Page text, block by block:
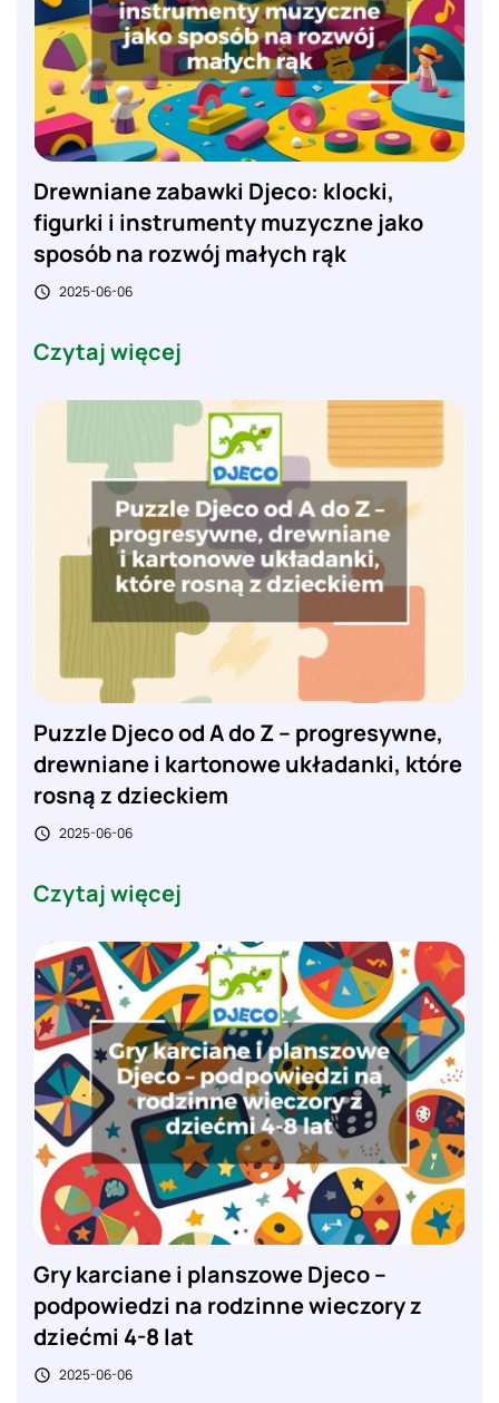
Drewniane zabawki Djeco: klocki,
figurki i instrumenty muzyczne jako
sposób na rozwój małych rąk
 2025-06-06
Czytaj więcej
Puzzle Djeco od A do Z – progresywne,
drewniane i kartonowe układanki, które
rosną z dzieckiem
 2025-06-06
Czytaj więcej
Gry karciane i planszowe Djeco –
podpowiedzi na rodzinne wieczory z
dziećmi 4-8 lat
 2025-06-06